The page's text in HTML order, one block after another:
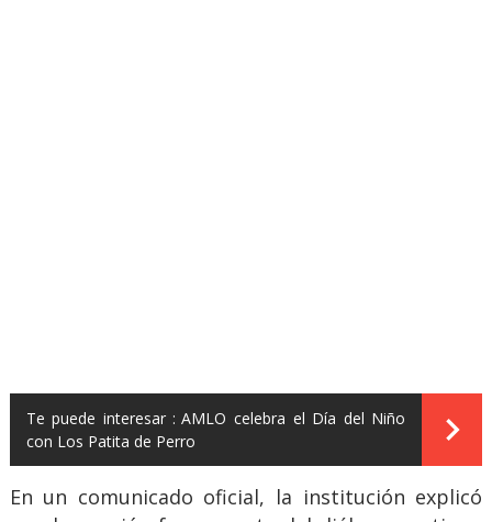
Te puede interesar : AMLO celebra el Día del Niño
con Los Patita de Perro
En un comunicado oficial, la institución explicó